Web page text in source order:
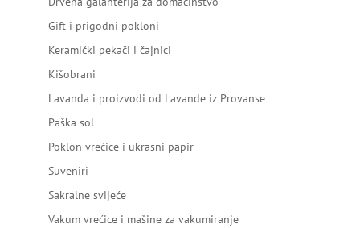
Gift i prigodni pokloni
Keramički pekači i čajnici
Kišobrani
Lavanda i proizvodi od Lavande iz Provanse
Paška sol
Poklon vrećice i ukrasni papir
Suveniri
Sakralne svijeće
Vakum vrećice i mašine za vakumiranje